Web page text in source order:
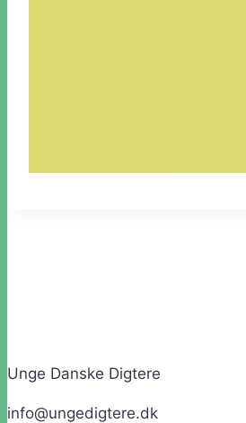
Unge Danske Digtere
info@ungedigtere.dk